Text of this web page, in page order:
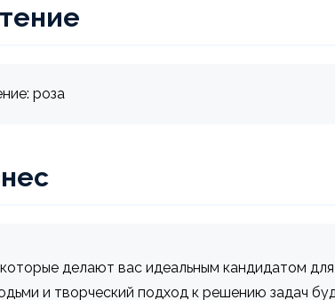
роза
делают вас идеальным кандидатом
и творческий подход к решению задач